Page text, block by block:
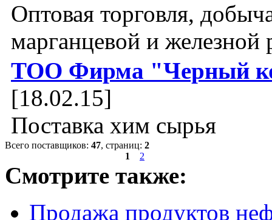
Оптовая торговля,
марганцевой и железной
ТОО Фирма "Черный
[18.02.15]
Поставка хим сырья
Всего поставщиков: 47, страниц: 2
1
2
Смотрите также:
Продажа продуктов